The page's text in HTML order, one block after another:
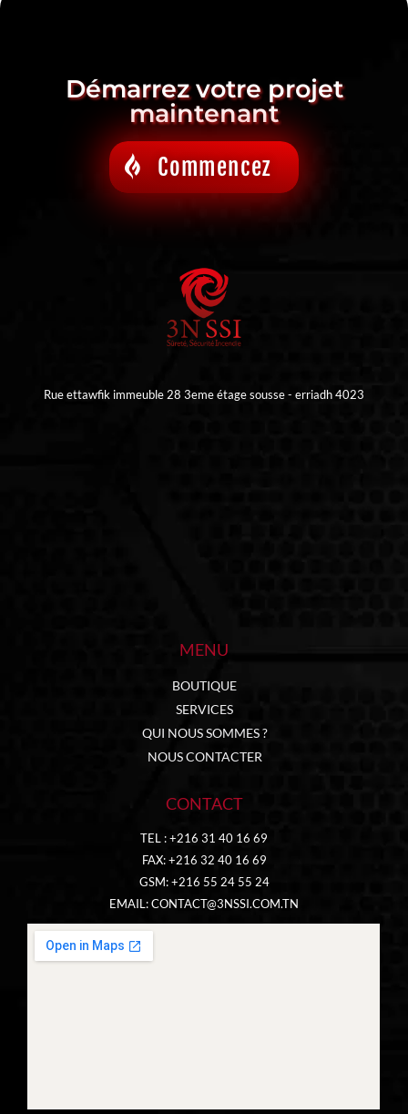
Démarrez votre projet
maintenant
Commencez
Rue ettawfik immeuble 28 3eme étage sousse - erriadh 4023
MENU
BOUTIQUE
SERVICES
QUI NOUS SOMMES ?
NOUS CONTACTER
CONTACT
TEL : +216 31 40 16 69
FAX: +216 32 40 16 69
GSM: +216 55 24 55 24
EMAIL:CONTACT@3NSSI.COM.TN